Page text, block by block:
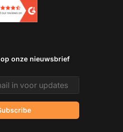
onze nieuwsbrief